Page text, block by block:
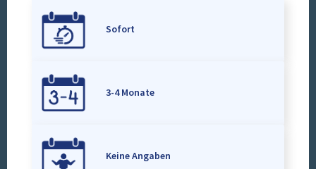
Sofort
3-4 Monate
Keine Angaben